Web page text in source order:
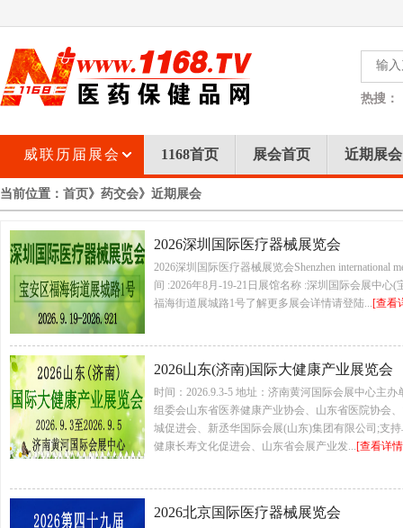
热搜：
威联历届展会 1168首页 展会首页 近期展会
当前位置： 首页》 药交会》近期展会
2026深圳国际医疗器械展览会
2026深圳国际医疗器械展览会Shenzhen international
间 :2026年8月-19-21日展馆名称 :深圳国际会展中心
福海街道展城路1号了解更多展会详情请登陆...[查看
2026山东(济南)国际大健康产业展览会
时间：2026.9.3-5 地址：济南黄河国际会展中心主
组委会山东省医养健康产业协会、山东省医院协会
城促进会、新丞华国际会展(山东)集团有限公司;支
健康长寿文化促进会、山东省会展产业发...[查看详
2026北京国际医疗器械展览会